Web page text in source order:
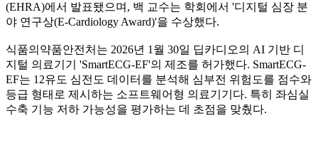
(EHRA)에서 발표됐으며, 백 교수는 학회에서 '디지털 심장 분
야 연구상(E-Cardiology Award)'을 수상했다.
식품의약품안전처는 2026년 1월 30일 딥카디오의 AI 기반 디
지털 의료기기 'SmartECG-EF'의 제조를 허가했다. SmartECG-
EF는 12유도 심전도 데이터를 분석해 심부전 위험도를 점수와
등급 형태로 제시하는 소프트웨어형 의료기기다. 특히 좌심실
수축 기능 저하 가능성을 평가하는 데 초점을 맞췄다.